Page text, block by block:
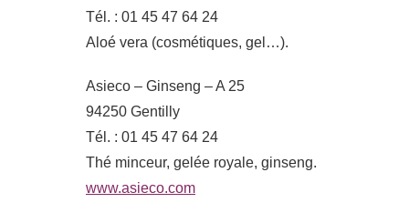
Tél. : 01 45 47 64 24
Aloé vera (cosmétiques, gel…).
Asieco – Ginseng – A 25
94250 Gentilly
Tél. : 01 45 47 64 24
Thé minceur, gelée royale, ginseng.
www.asieco.com